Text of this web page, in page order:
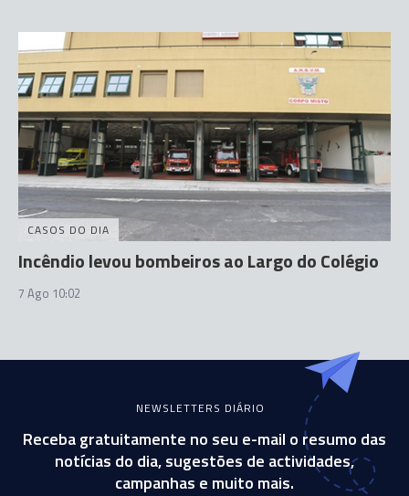
CASOS DO DIA
Incêndio levou bombeiros ao Largo do Colégio
7 Ago 10:02
NEWSLETTERS DIÁRIO
Receba gratuitamente no seu e-mail o resumo das
notícias do dia, sugestões de actividades,
campanhas e muito mais.